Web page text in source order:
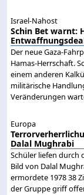
Israel-Nahost
Schin Bet warnt:
Der neue Gaza-
Hamas-Herrschaft.
einem anderen
militärische
Veränderungen
Europa
Dalal Mughrabi
Schüler liefen durch
Bild von Dalal
ermordete 1978 38
der Gruppe griff